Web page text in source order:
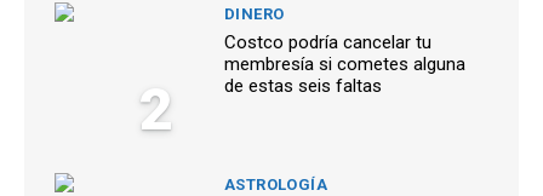
2
DINERO
Costco podría cancelar tu
membresía si cometes alguna
de estas seis faltas
ASTROLOGÍA